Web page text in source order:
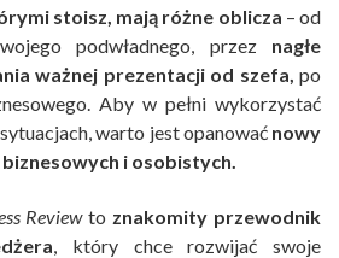
stoisz, mają różne oblicza – od
podwładnego, przez nagłe
ważnej prezentacji od szefa, po
Aby w pełni wykorzystać
warto jest opanować nowy
i osobistych.
Reviewto znakomity przewodnik
, który chce rozwijać swoje